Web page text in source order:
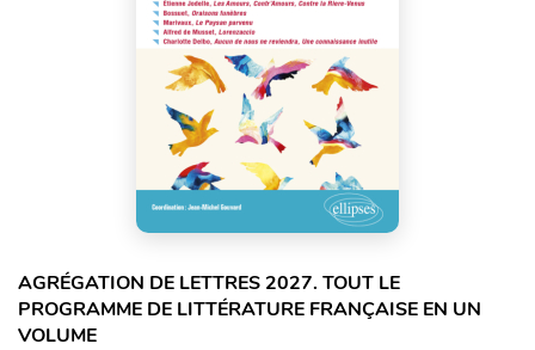
AGRÉGATION DE LETTRES 2027. TOUT LE
PROGRAMME DE LITTÉRATURE FRANÇAISE EN UN
VOLUME